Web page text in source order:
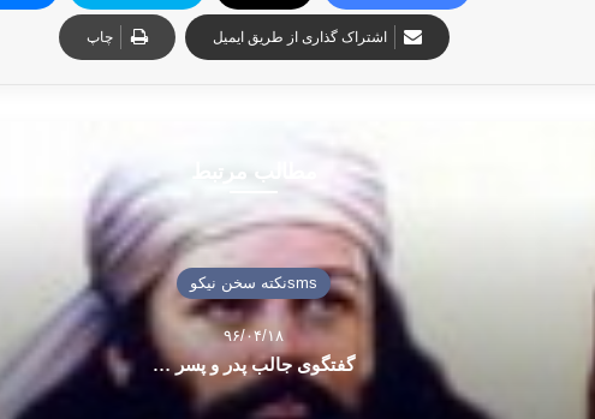
اشتراک گذاری از طریق ایمیل چاپ
smsنكته سخن نيكو
۹۶/۰۴/۱۸
گفتگوی جالب پدر و پسر …